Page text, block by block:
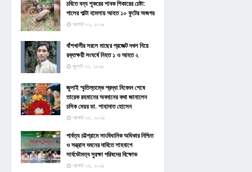
চবিতে বন্য শূকরের শাবক শিকারের চেষ্টা:
পালের পাল্টা হামলায় আহত ১০ ফুটের অজগর
আগস্ট ০২, ২০২৬
বাঁশখালীর সরলে মাছের প্রজেক্ট দখল নিয়ে
রক্তক্ষয়ী সংঘর্ষে নিহত ১ ও আহত ২
জুলাই ৩১, ২০২৬
জুলাই স্মৃতিস্তম্ভে শ্রদ্ধা নিবেদন শেষে
তারেক রহমানের অবদানের কথা জানালেন
চসিক মেয়র ডা. শাহাদাত হোসেন
আগস্ট ০৫, ২০২৬
পার্বত্য চট্টগ্রামে সাংবিধানিক অধিকার নিশ্চিত
ও সন্ত্রাস দমনের দাবিতে শাহবাগে
সার্বভৌমত্ব সুরক্ষা পরিষদের বিক্ষোভ
আগস্ট ০৪, ২০২৬